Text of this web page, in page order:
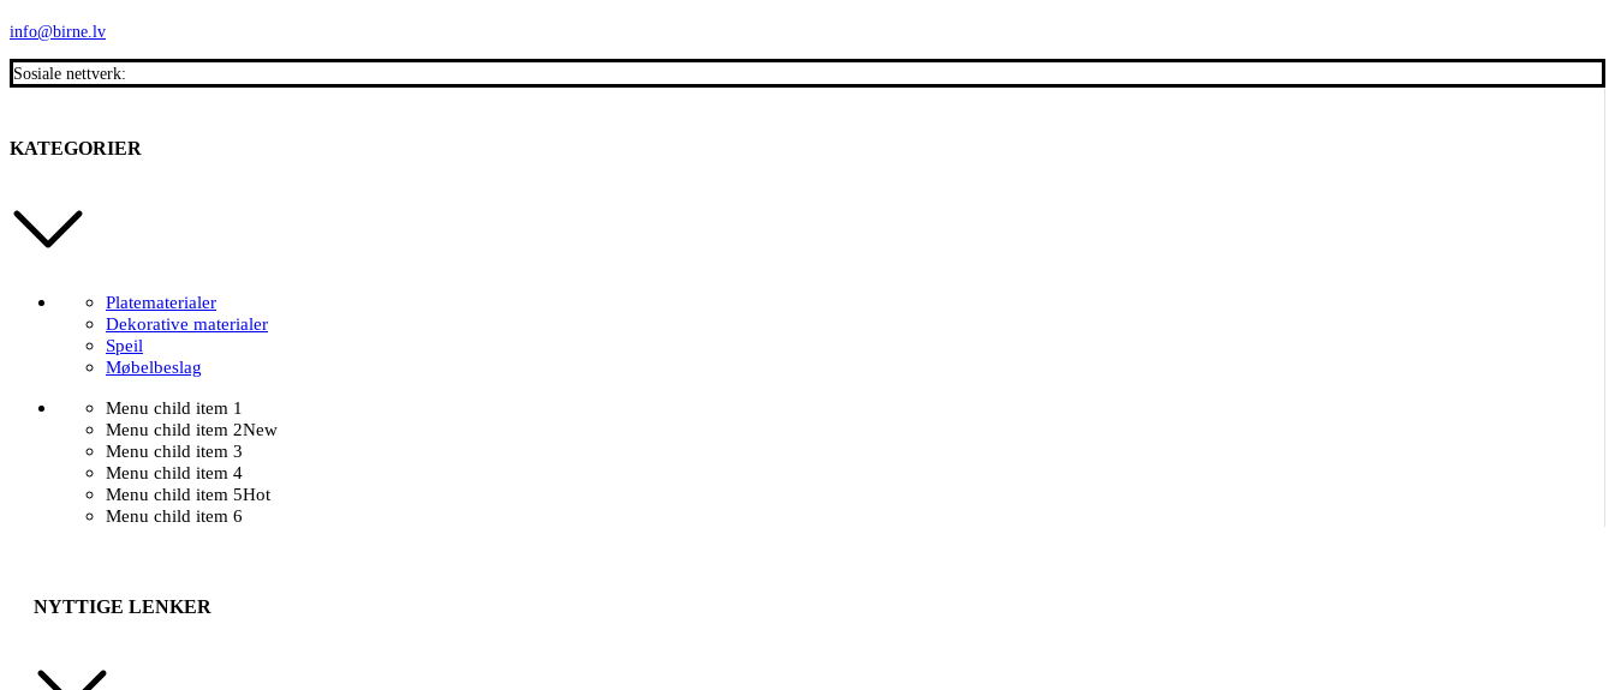
info@birne.lv
Sosiale nettverk:
KATEGORIER
Platematerialer
Dekorative materialer
Speil
Møbelbeslag
Menu child item 1
Menu child item 2New
Menu child item 3
Menu child item 4
Menu child item 5Hot
Menu child item 6
NYTTIGE LENKER